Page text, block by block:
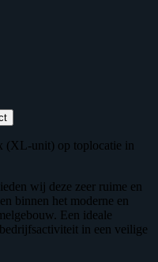
(XL-unit) op toplocatie in
wij deze zeer ruime en
binnen het moderne en
Een ideale
in een veilige